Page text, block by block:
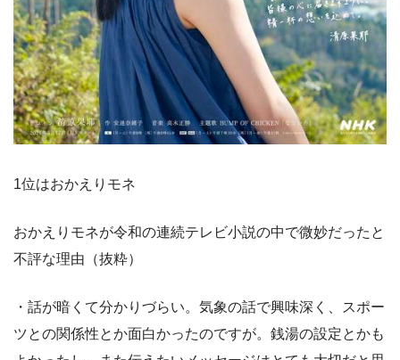
1位はおかえりモネ
おかえりモネが令和の連続テレビ小説の中で微妙だったと
不評な理由（抜粋）
・話が暗くて分かりづらい。気象の話で興味深く、スポー
ツとの関係性とか面白かったのですが。銭湯の設定とかも